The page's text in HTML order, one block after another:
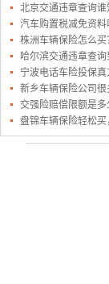
北京交通违章查询
汽车购置税减免资料
株洲车辆保险怎么买
哈尔滨交通违章查
宁波电话车险投保
新乡车辆保险公司
交强险赔偿限额是多
盘锦车辆保险轻松